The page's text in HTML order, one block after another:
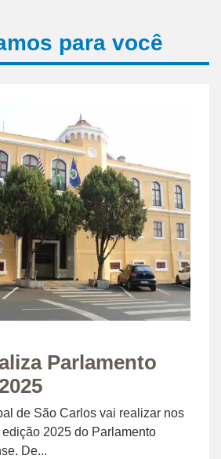
para você
Parlamento
de São Carlos vai realizar nos
2025 do Parlamento
De...